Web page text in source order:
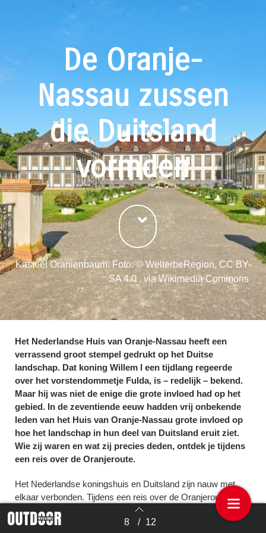
Terug naar overzicht 8 / 12
De Oranje-
Nassau zussen
die Duitsland
vormden
Kasteel Oranienbaum. Foto:© WelterbeRegion, CC BY-
SA 4.0 , via Wikimedia Commons
Het Nederlandse Huis van Oranje-Nassau heeft een
verrassend groot stempel gedrukt op het Duitse
landschap. Dat koning Willem I een tijdlang regeerde
over het vorstendommetje Fulda, is – redelijk – bekend.
Maar hij was niet de enige die grote invloed had op het
gebied. In de zeventiende eeuw hadden vrij onbekende
leden van het Huis van Oranje-Nassau grote invloed op
hoe het landschap in hun deel van Duitsland eruit ziet.
Wie zij waren en wat zij precies deden, ontdek je tijdens
een reis over de Oranjeroute.
Het Nederlandse koningshuis en Duitsland zijn nauw met
elkaar verbonden. Tijdens een reis over de Oranjeroute, een
vakantieroute die kriskras door Duitsland en Nederland voert,
kom je langs 23 Duitse plaatsen waar de sporen van de